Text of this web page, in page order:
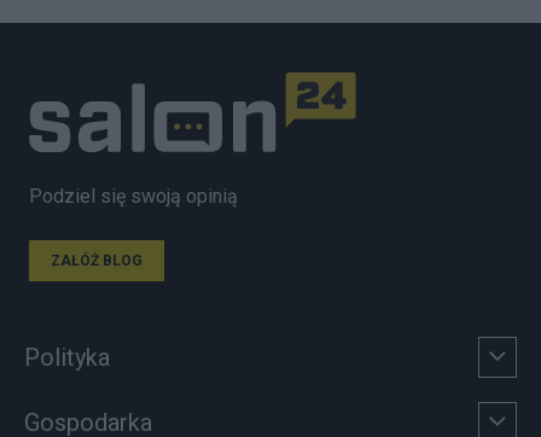
Podziel się swoją opinią
ZAŁÓŻ BLOG
Polityka
Gospodarka